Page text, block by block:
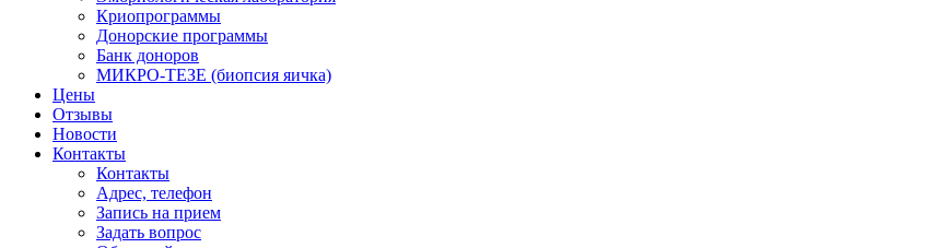
Криопрограммы
Донорские программы
Банк доноров
МИКРО-ТЕЗЕ (биопсия яичка)
Цены
Отзывы
Новости
Контакты
Контакты
Адрес, телефон
Запись на прием
Задать вопрос